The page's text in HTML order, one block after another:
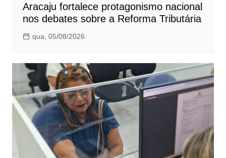
Aracaju fortalece protagonismo nacional
nos debates sobre a Reforma Tributária
qua, 05/08/2026